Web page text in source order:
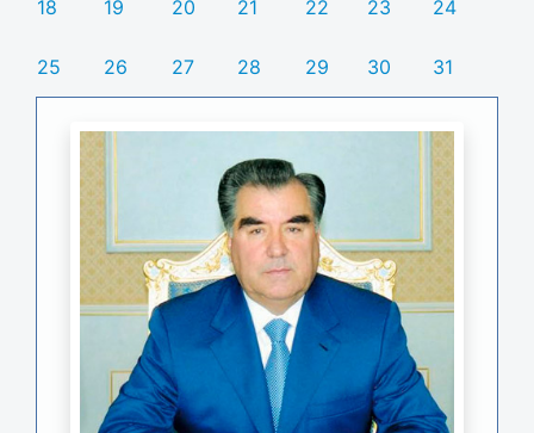
18 19 20 21 22 23 24
25 26 27 28 29 30 31